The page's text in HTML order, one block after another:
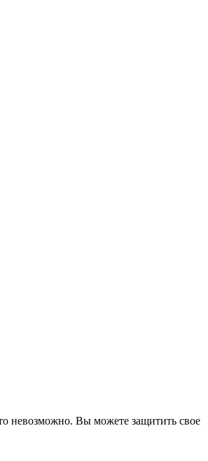
невозможно. Вы можете защитить свое